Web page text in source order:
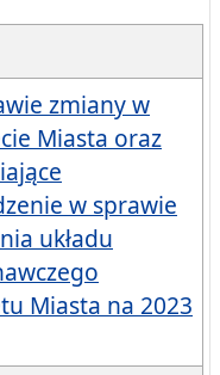
zmiany w
Miasta oraz
w sprawie
układu
Miasta na 2023